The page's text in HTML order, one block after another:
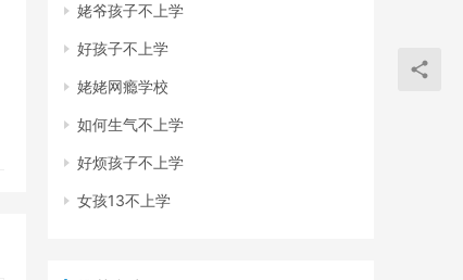
姥爷孩子不上学
好孩子不上学
姥姥网瘾学校
如何生气不上学
好烦孩子不上学
女孩13不上学